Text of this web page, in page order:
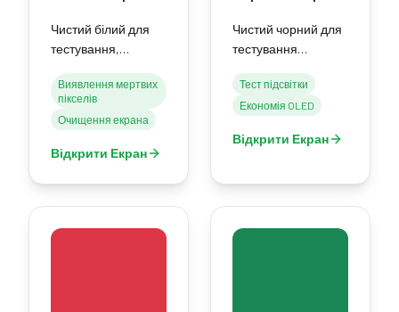
Чистий білий для
тестування,
очищення або як
джерело світла.
Виявлення мертвих
пікселів
Очищення екрана
Відкрити Екран
Чистий чорний для
тестування
енергії OLED та
затемнення екрана.
Тест підсвітки
Економія OLED
Відкрити Екран